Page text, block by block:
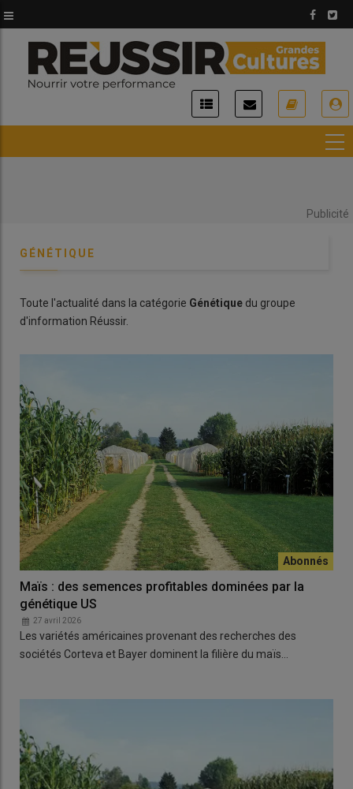
au
contenu
principal
Publicité
GÉNÉTIQUE
Toute l'actualité dans la catégorie Génétique du groupe
d'information Réussir.
Maïs : des semences profitables dominées par la
génétique US
27 avril 2026
Les variétés américaines provenant des recherches des
sociétés Corteva et Bayer dominent la filière du maïs…